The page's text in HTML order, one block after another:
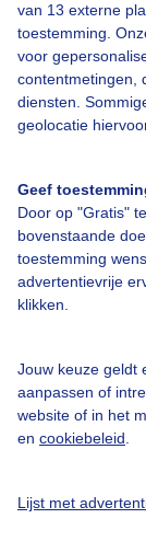
van 13 externe
toestemming.
voor
contentmetingen,
diensten.
geolocatie
Geef
Door op "Gratis"
bovenstaande
toestemming
advertentievrije
klikken.
Jouw keuze geldt
aanpassen of
website of in het
en cookiebeleid
Lijst met
Over
Contact
Buienradar
Privacy beleid
Cookie beleid
Gratis